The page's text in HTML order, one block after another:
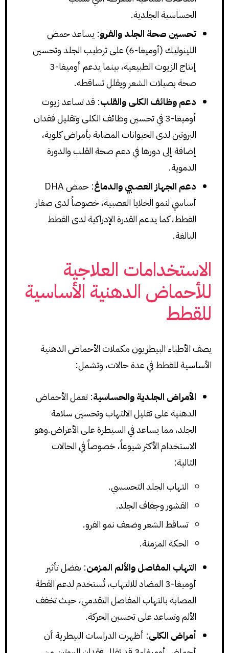
الحساسية الجلدية.
تحسين صحة الجلد والفرو: يساعد حمض
اللينوليك (أوميغا-6) على ترطيب الجلد وتحسين
إنتاج الزيوت الطبيعية، بينما يدعم أوميغا-3
صحة بصيلات الشعر ويقلل تساقطه.
دعم وظائف الكلى والقلب: قد تساعد زيوت
أوميغا-3 في تحسين وظائف الكلى وتقليل فقدان
البروتين لدى الحيوانات المصابة بأمراض كلوية،
إضافة إلى دورها في دعم صحة القلب والدورة
الدموية.
دعم الجهاز العصبي والدماغ
: حمض DHA
أساسي لنمو الخلايا العصبية، خصوصاً لدى صغار
القطط، كما يدعم القدرة الإدراكية لدى القطط
البالغة.
الاستخدامات العلاجية
للأحماض الدهنية الأساسية
للقطط
يصف الأطباء البيطريون مكملات الأحماض الدهنية
الأساسية للقطط في عدة حالات، وتشمل:
الأمراض الجلدية والحساسية: تعمل الأحماض
الدهنية على تقليل الالتهاب وتحسين سلامة
الجلد، مما يساعد في السيطرة على الأعراض.وهو
الاستخدام الأكثر شيوعاً، خصوصاً في الحالات
التالية:
التهاب الجلد التحسسي.
القشور وجفاف الجلد.
تساقط الشعر وضعف نمو الفرو.
الحكة المزمنة.
التهاب المفاصل والألم المزمن: بفضل تأثير
أوميغا-3 المضاد للالتهاب، تُستخدم لدعم القطة
المصابة بالتهاب المفاصل التقدمي، حيث تخفف
الألم وتساعد على تحسين الحركة.
أمراض الكلى: أظهرت الدراسات البيطرية أن